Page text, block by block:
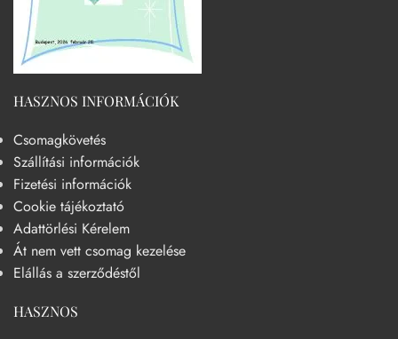
HASZNOS INFORMÁCIÓK
Csomagkövetés
Szállítási információk
Fizetési információk
Cookie tájékoztató
Adattörlési Kérelem
Át nem vett csomag kezelése
Elállás a szerződéstől
HASZNOS